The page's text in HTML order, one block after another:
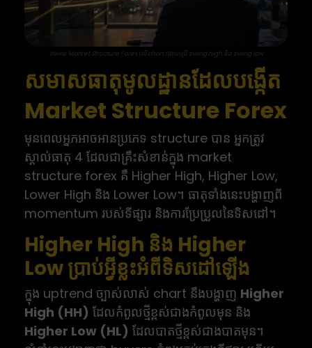
ការអាន Market Structure Forex លើ chart ដោយប្រើ swing high និង swing low
សមាសធាតុមូលដ្ឋានដែលបង្កើត
Market Structure Forex
មុនពេលអ្នកអាចអានប្រភេទ structure បាន អ្នកត្រូវ
ស្គាល់ធាតុ 4 ដែលជាគ្រឹះសំខាន់ក្នុង market
structure forex គឺ Higher High, Higher Low,
Lower High និង Lower Low។ ធាតុទាំងនេះបង្ហាញពី
momentum របស់ទីផ្សារ និងការប្រែប្រួលនៃទិសដៅ។
Higher High និង Higher
Low ប្រាប់អ្វីខ្លះអំពីទិសដៅឡើង
ក្នុង uptrend ច្បាស់លាស់ chart នឹងបង្ហាញ Higher
High (HH) ដែលកំពូលថ្មីខ្ពស់ជាងកំពូលមុន និង
Higher Low (HL) ដែលបាតថ្មីខ្ពស់ជាងបាតមុន។